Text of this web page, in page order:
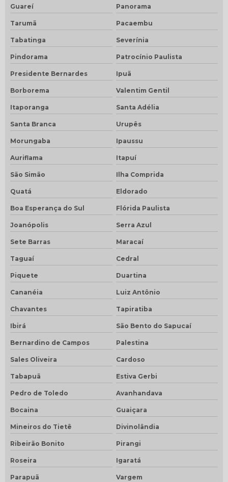
Guareí Panorama
Tarumã Pacaembu
Tabatinga Severínia
Pindorama Patrocínio Paulista
Presidente Bernardes Ipuã
Borborema Valentim Gentil
Itaporanga Santa Adélia
Santa Branca Urupês
Morungaba Ipaussu
Auriflama Itapuí
São Simão Ilha Comprida
Quatá Eldorado
Boa Esperança do Sul Flórida Paulista
Joanópolis Serra Azul
Sete Barras Maracaí
Taguaí Cedral
Piquete Duartina
Cananéia Luiz Antônio
Chavantes Tapiratiba
Ibirá São Bento do Sapucaí
Bernardino de Campos Palestina
Sales Oliveira Cardoso
Tabapuã Estiva Gerbi
Pedro de Toledo Avanhandava
Bocaina Guaiçara
Mineiros do Tietê Divinolândia
Ribeirão Bonito Pirangi
Roseira Igaratá
Parapuã Vargem